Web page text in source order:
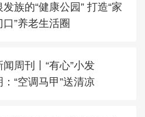
发族的“健康公园” 打造“家
口”养老生活圈
闻周刊丨“有心”小发
：“空调马甲”送清凉